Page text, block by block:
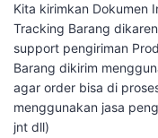
Kita kirimkan Dokumen
Tracking Barang
support pengiriman
Barang dikirim
agar order bisa di
menggunakan jasa
jnt dll)